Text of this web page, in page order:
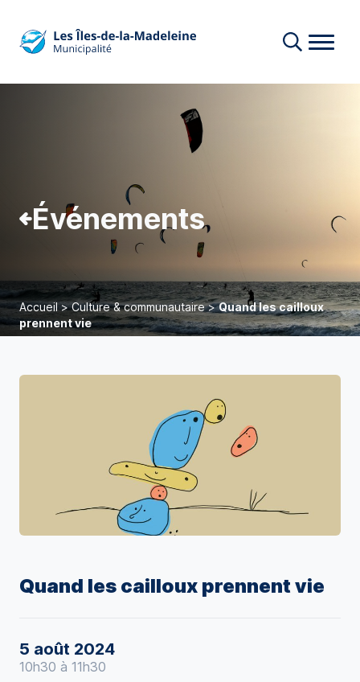
Événements
Accueil>Culture & communautaire>Quand les cailloux
prennent vie
Quand les cailloux prennent vie
5 août 2024
10h30 à 11h30